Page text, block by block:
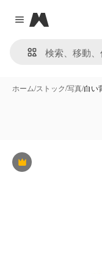
Close menu
Magnific
ホーム/ストック/写真/白い
Premium